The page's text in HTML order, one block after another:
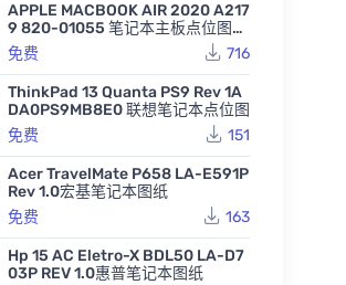
APPLE MACBOOK AIR 2020 A217
9 820-01055 笔记本主板点位图B
VR
免费 716
ThinkPad 13 Quanta PS9 Rev 1A
DA0PS9MB8E0 联想笔记本点位图
免费
151
Acer TravelMate P658 LA-E591P
Rev 1.0宏基笔记本图纸
免费
163
Hp 15 AC Eletro-X BDL50 LA-D7
03P REV 1.0惠普笔记本图纸